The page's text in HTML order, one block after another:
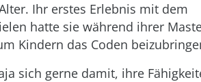
Ihr erstes Erlebnis mit dem
hatte sie während ihrer
Kindern das Coden
sich gerne damit, ihre